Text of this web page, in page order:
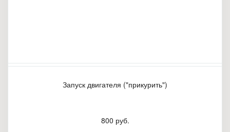
Запуск двигателя ("прикурить")
800 руб.